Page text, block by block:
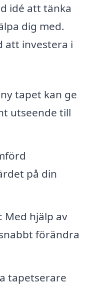
idé att tänka
dig med.
att investera i
tapet kan ge
utseende till
på din
Med hjälp av
förändra
tapetserare